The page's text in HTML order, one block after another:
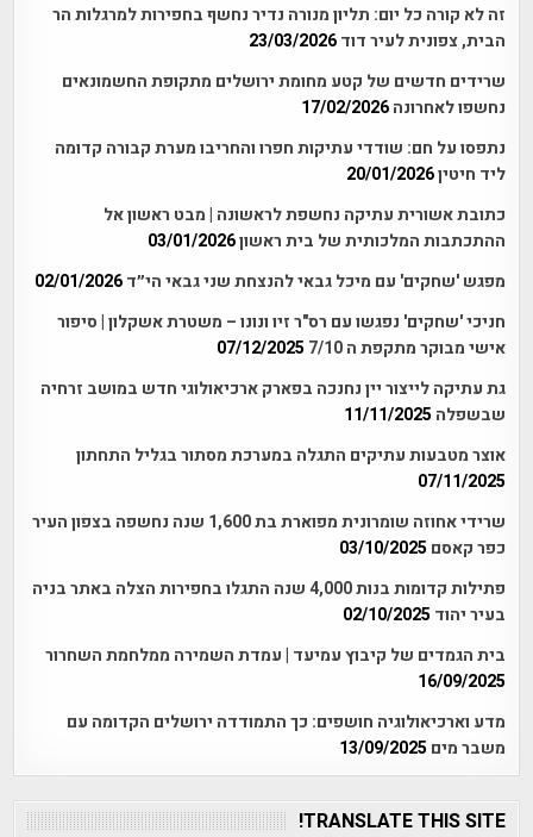
זה לא קורה כל יום: תליון מנורה נדיר נחשף בחפירות למרגלות הר
הבית, צפונית לעיר דוד 23/03/2026
שרידים חדשים של קטע מחומת ירושלים מתקופת החשמונאים
נחשפו לאחרונה 17/02/2026
נתפסו על חם: שודדי עתיקות חפרו והחריבו מערת קבורה קדומה
ליד חיטין20/01/2026
כתובת אשורית עתיקה נחשפת לראשונה | מבט ראשון אל
ההתכתבות המלכותית של בית ראשון03/01/2026
מפגש 'שחקים' עם מיכל גבאי להנצחת שני גבאי הי״ד 02/01/2026
חניכי 'שחקים' נפגשו עם רס"ר זיו ונונו – משטרת אשקלון | סיפור
אישי מבוקר מתקפת ה 7/10
07/12/2025
גת עתיקה לייצור יין נחנכה בפארק ארכיאולוגי חדש במושב זרחיה
שבשפלה 11/11/2025
אוצר מטבעות עתיקים התגלה במערכת מסתור בגליל התחתון
07/11/2025
שרידי אחוזה שומרונית מפוארת בת 1,600 שנה נחשפה בצפון העיר
כפר קאסם 03/10/2025
פתילות קדומות בנות 4,000 שנה התגלו בחפירות הצלה באתר בניה
בעיר יהוד 02/10/2025
בית הגמדים של קיבוץ עמיעד | עמדת השמירה ממלחמת השחרור
16/09/2025
מדע וארכיאולוגיה חושפים: כך התמודדה ירושלים הקדומה עם
משבר מים 13/09/2025
TRANSLATE THIS SITE!